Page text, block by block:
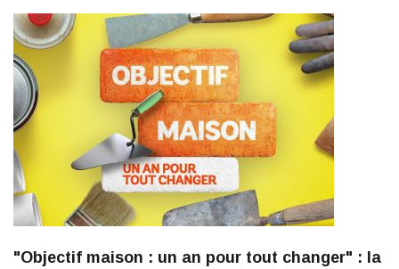
"Objectif maison : un an pour tout changer" : la